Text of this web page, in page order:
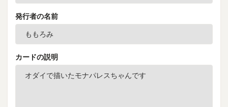
発行者の名前
カードの説明